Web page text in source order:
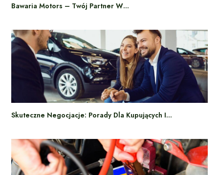
Bawaria Motors – Twój Partner W…
Skuteczne Negocjacje: Porady Dla Kupujących I…